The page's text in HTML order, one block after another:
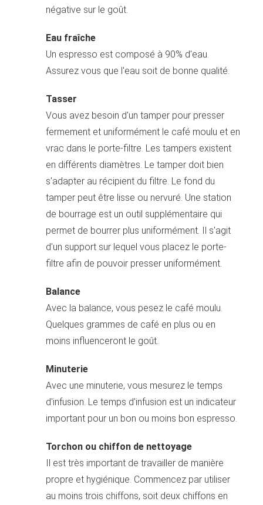
négative sur le goût.
Eau fraîche
Un espresso est composé à 90% d'eau.
Assurez vous que l'eau soit de bonne qualité.
Tasser
Vous avez besoin d'un tamper pour presser
fermement et uniformément le café moulu et en
vrac dans le porte-filtre. Les tampers existent
en différents diamètres. Le tamper doit bien
s'adapter au récipient du filtre. Le fond du
tamper peut être lisse ou nervuré. Une station
de bourrage est un outil supplémentaire qui
permet de bourrer plus uniformément. Il s'agit
d'un support sur lequel vous placez le porte-
filtre afin de pouvoir presser uniformément.
Balance
Avec la balance, vous pesez le café moulu.
Quelques grammes de café en plus ou en
moins influenceront le goût.
Minuterie
Avec une minuterie, vous mesurez le temps
d'infusion. Le temps d'infusion est un indicateur
important pour un bon ou moins bon espresso.
Torchon ou chiffon de nettoyage
Il est très important de travailler de manière
propre et hygiénique. Commencez par utiliser
au moins trois chiffons, soit deux chiffons en